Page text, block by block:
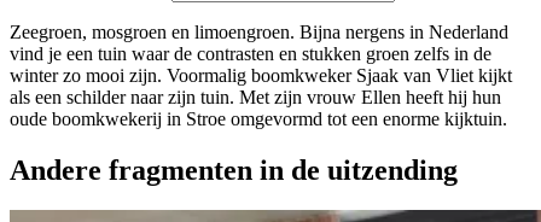
Zeegroen, mosgroen en limoengroen. Bijna nergens in Nederland
vind je een tuin waar de contrasten en stukken groen zelfs in de
winter zo mooi zijn. Voormalig boomkweker Sjaak van Vliet kijkt
als een schilder naar zijn tuin. Met zijn vrouw Ellen heeft hij hun
oude boomkwekerij in Stroe omgevormd tot een enorme kijktuin.
Andere fragmenten in de uitzending